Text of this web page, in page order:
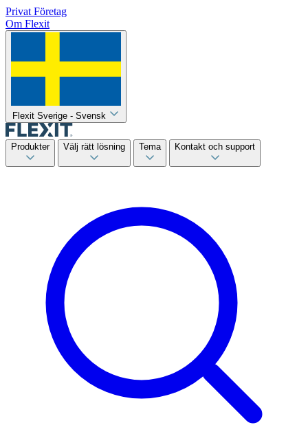
Privat Företag
Om Flexit
Flexit Sverige - Svensk
Produkter Välj rätt lösning Tema Kontakt och support